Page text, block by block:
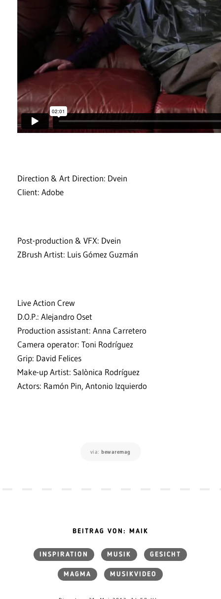
Direction & Art Direction: Dvein
Client: Adobe
Post-production & VFX: Dvein
ZBrush Artist: Luis Gómez Guzmán
Live Action Crew
D.O.P.: Alejandro Oset
Production assistant: Anna Carretero
Camera operator: Toni Rodríguez
Grip: David Felices
Make-up Artist: Salònica Rodríguez
Actors: Ramón Pin, Antonio Izquierdo
via: bewaremag
BEITRAG VON: MAIK
INSPIRATION MUSIK GESICHT
MAGMA MUSIKVIDEO